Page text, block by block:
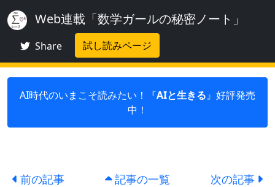
Web連載「数学ガールの秘密ノート」
Share 試し読みページ
AI時代のいまこそ読みたい！『AIと生きる』好評発売
中！
前の記事 記事の一覧 次の記事